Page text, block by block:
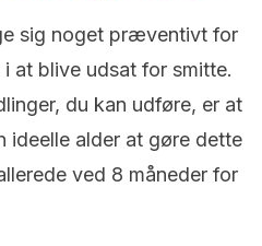
sig noget præventivt for
at blive udsat for smitte.
du kan udføre, er at
ideelle alder at gøre dette
ved 8 måneder for